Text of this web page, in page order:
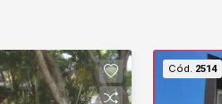
Cód. 2514